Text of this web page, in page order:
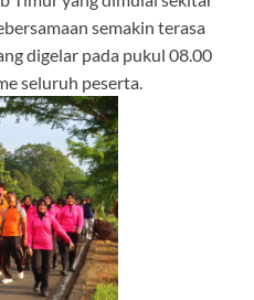
semakin terasa
digelar pada pukul 08.00
seluruh peserta.